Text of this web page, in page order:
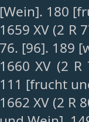
[Wein]. 180
1659 XV (2 R
76. [96]. 189
1660 XV (2
111 [frucht
1662 XV (2 R